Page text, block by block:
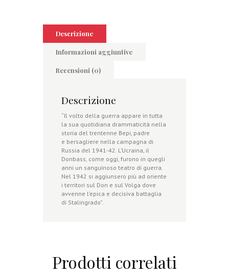
Descrizione
Informazioni aggiuntive
Recensioni (0)
Descrizione
“Il volto della guerra appare in tutta
la sua quotidiana drammaticità nella
storia del trentenne Bepi, padre
e bersagliere nella campagna di
Russia del 1941-42. L’Ucraina, il
Donbass, come oggi, furono in quegli
anni un sanguinoso teatro di guerra.
Nel 1942 si aggiunsero più ad oriente
i territori sul Don e sul Volga dove
avvenne l’epica e decisiva battaglia
di Stalingrado”.
Prodotti correlati